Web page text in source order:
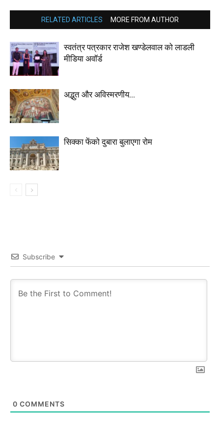
RELATED ARTICLES MORE FROM AUTHOR
स्वतंत्र पत्रकार राजेश खण्डेलवाल को लाडली
मीडिया अवॉर्ड
अद्भुत और अविस्मरणीय…
सिक्का फेंको दुबारा बुलाएगा रोम
Subscribe
0 COMMENTS